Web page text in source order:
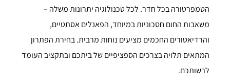
הטמפרטורה בכל חדר. לכל טכנולוגיה יתרונות משלה –
משאבות החום חסכוניות במיוחד, הפאנלים אסתטיים,
והרדיאטורים החכמים מציעים נוחות מרבית. בחירת הפתרון
המתאים תלויה בצרכים הספציפיים של ביתכם ובתקציב העומד
לרשותכם.